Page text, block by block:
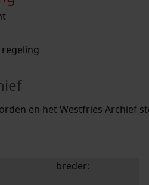
een aantal zoektips.
een aantal zoektips.
en het Westfries Archief
uw zoekopdracht te
breder: